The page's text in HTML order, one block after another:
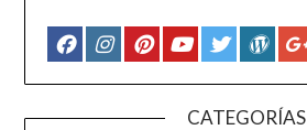
CATEGORÍAS